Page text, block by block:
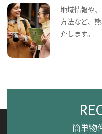
地域情報や
方法など、
介します。
簡単物